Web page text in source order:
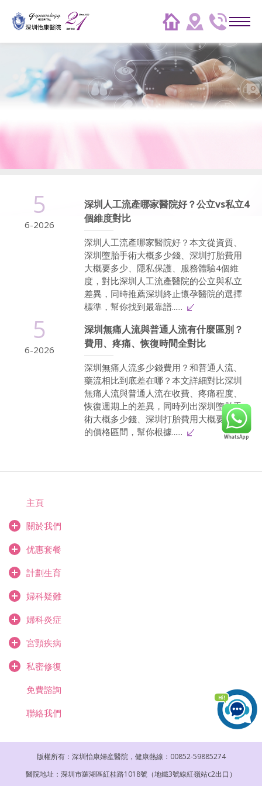
5
6-2026
深圳人工流產哪家醫院好？公立vs私立4
個維度對比
深圳人工流產哪家醫院好？本文從資質、
深圳墮胎手術大概多少錢、深圳打胎費用
大概要多少、隱私保護、服務體驗4個維
度，對比深圳人工流產醫院的公立與私立
差異，同時推薦深圳終止懷孕醫院的選擇
標準，幫你找到最靠譜......
5
6-2026
深圳無痛人流與普通人流有什麼區別？
費用、疼痛、恢復時間全對比
深圳無痛人流多少錢費用？和普通人流、
藥流相比到底差在哪？本文詳細對比深圳
無痛人流與普通人流在收費、疼痛程度、
恢復週期上的差異，同時列出深圳墮胎手
術大概多少錢、深圳打胎費用大概要多少
的價格區間，幫你根據......
主頁
關於我們
优惠套餐
計劃生育
婦科疑難
婦科炎症
宮頸疾病
私密修復
免費諮詢
聯絡我們
版權所有：深圳怡康婦産醫院，健康熱線：00852-59885274
醫院地址：深圳市羅湖區紅桂路1018號（地鐵3號線紅嶺站c2出口）